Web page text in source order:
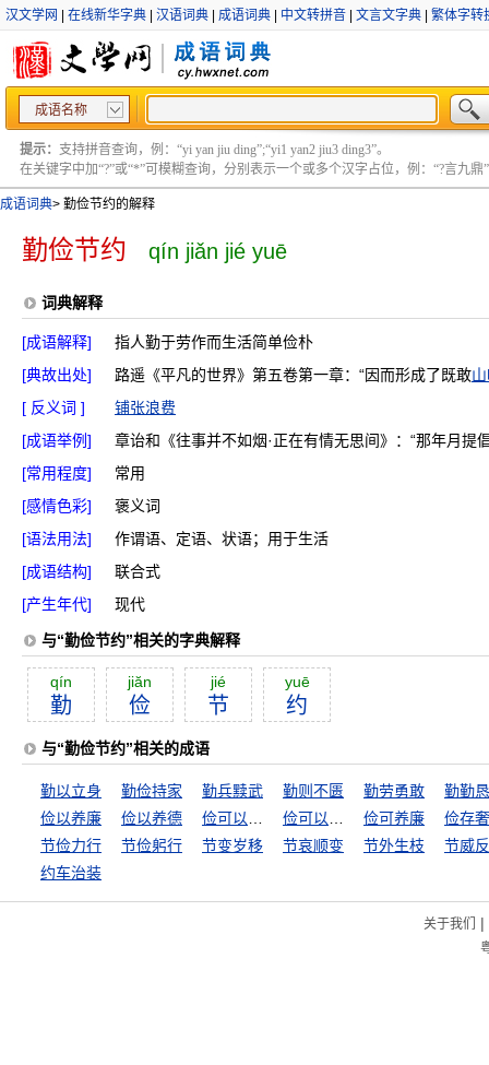
汉文学网 在线新华字典 汉语词典 成语词典 中文转拼音 文言文字典 繁体字转
成语名称
提示： 支持拼音查询，例：“yi yan jiu ding”;“yi1 yan2 jiu3 ding3”。
在关键字中加“?”或“*”可模糊查询，分别表示一个或多个汉字占位，例：“?言九鼎”
成语词典> 勤俭节约的解释
勤俭节约 qín jiǎn jié yuē
词典解释
[成语解释]
指人勤于劳作而生活简单俭朴
[典故出处]
路遥《平凡的世界》第五卷第一章：“因而形成了既敢
[ 反义词 ]
铺张浪费
[成语举例]
章诒和《往事并不如烟·正在有情无思间》：“那年月提
[常用程度]
常用
[感情色彩]
褒义词
[语法用法]
作谓语、定语、状语；用于生活
[成语结构]
联合式
[产生年代]
现代
与“勤俭节约”相关的字典解释
qín
勤
jiăn
俭
jié
节
yuē
约
与“勤俭节约”相关的成语
勤以立身 勤俭持家 勤兵黩武 勤则不匮 勤劳勇敢
勤勤
俭以养廉
俭以养德 俭可养廉
俭存
节俭力行
节俭躬行 节变岁移 节哀顺变 节外生枝
节威
约车治装
关于我们 |